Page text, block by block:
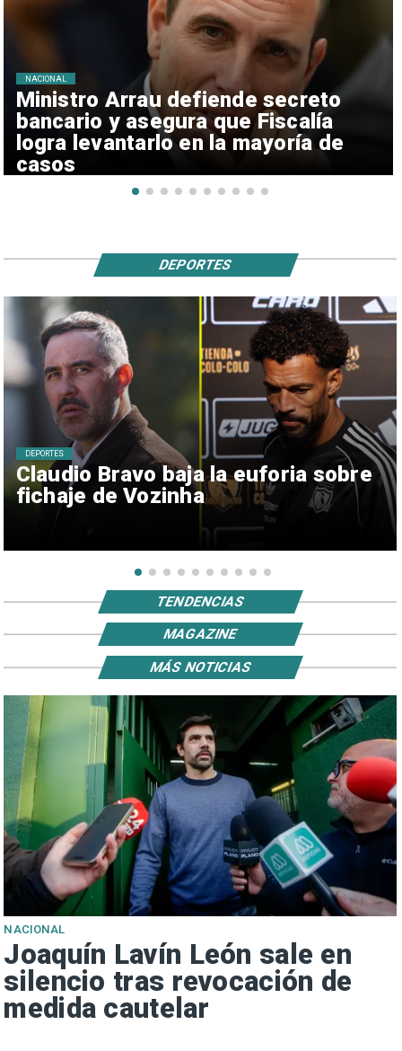
Ministro Arrau defiende secreto
bancario y asegura que Fiscalía
logra levantarlo en la mayoría de
casos
NACIONAL
Claudio Bravo baja la euforia sobre
fichaje de Vozinha
DEPORTES
DEPORTES
TENDENCIAS
MAGAZINE
NACIONAL
Joaquín Lavín León sale en
silencio tras revocación de
medida cautelar
MÁS NOTICIAS